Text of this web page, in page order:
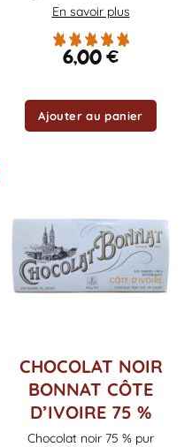
En savoir plus
6,00€
Ajouter au panier
CHOCOLAT NOIR
BONNAT CÔTE
D’IVOIRE 75 %
Chocolat noir 75 % pur